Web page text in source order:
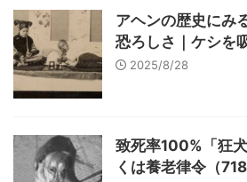
アヘンの歴史にみ
恐ろしさ｜ケシを
2025/8/28
致死率100%「狂
くは養老律令（